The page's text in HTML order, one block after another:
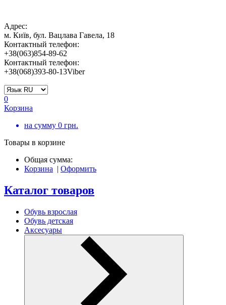
Адрес:
м. Київ, бул. Вацлава Гавела, 18
Контактный телефон:
+38(063)854-89-62
Контактный телефон:
+38(068)393-80-13Viber
0
Корзина
на сумму 0 грн.
Товары в корзине
Общая сумма:
Корзина | Оформить
Каталог товаров
Обувь взрослая
Обувь детская
Аксесуары